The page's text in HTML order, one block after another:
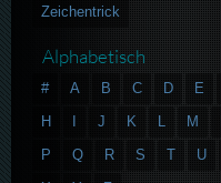
Zeichentrick
Alphabetisch
# A B C D E
H
J K L M
P
Q R S T U